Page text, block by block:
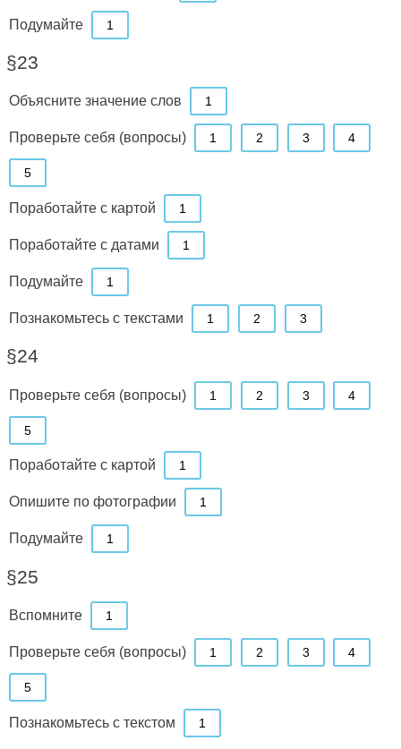
Подумайте 1
§23
Объясните значение слов 1
Проверьте себя (вопросы) 1 2 3 4
5
Поработайте с картой 1
Поработайте с датами 1
Подумайте 1
Познакомьтесь с текстами 1 2 3
§24
Проверьте себя (вопросы) 1 2 3 4
5
Поработайте с картой 1
Опишите по фотографии 1
Подумайте 1
§25
Вспомните 1
Проверьте себя (вопросы) 1 2 3 4
5
Познакомьтесь с текстом 1